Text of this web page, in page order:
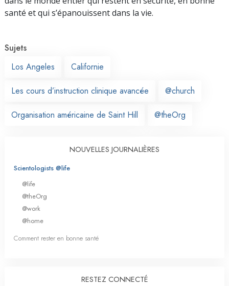
santé et qui s’épanouissent dans la vie.
Sujets
Los Angeles
Californie
Les cours d’instruction clinique avancée @church
Organisation américaine de Saint Hill @theOrg
NOUVELLES JOURNALIÈRES
Scientologists @life
@life
@theOrg
@work
@home
Comment rester en bonne santé
RESTEZ CONNECTÉ